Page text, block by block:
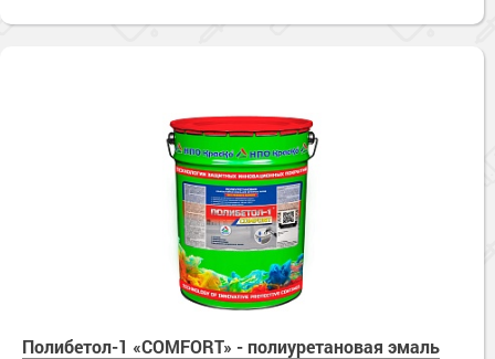
Полибетол-1 «COMFORT» - полиуретановая эмаль